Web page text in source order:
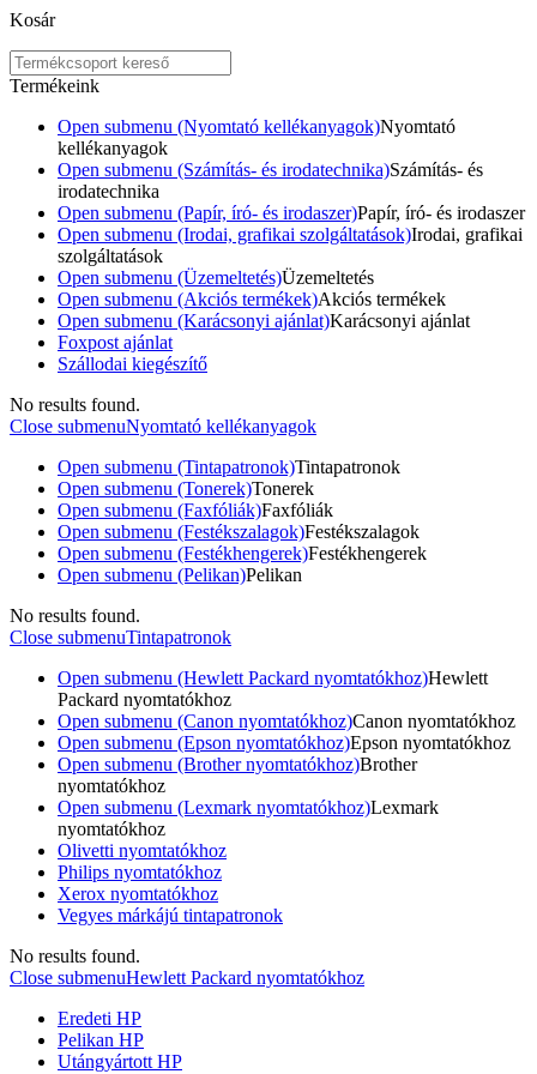
Kosár
Termékeink
Open submenu (Nyomtató kellékanyagok)Nyomtató
kellékanyagok
Open submenu (Számítás- és irodatechnika)Számítás- és
irodatechnika
Open submenu (Papír, író- és irodaszer)Papír, író- és irodaszer
Open submenu (Irodai, grafikai szolgáltatások)Irodai, grafikai
szolgáltatások
Open submenu (Üzemeltetés)Üzemeltetés
Open submenu (Akciós termékek)Akciós termékek
Open submenu (Karácsonyi ajánlat)Karácsonyi ajánlat
Foxpost ajánlat
Szállodai kiegészítő
No results found.
Close submenuNyomtató kellékanyagok
Open submenu (Tintapatronok)Tintapatronok
Open submenu (Tonerek)Tonerek
Open submenu (Faxfóliák)Faxfóliák
Open submenu (Festékszalagok)Festékszalagok
Open submenu (Festékhengerek)Festékhengerek
Open submenu (Pelikan)Pelikan
No results found.
Close submenuTintapatronok
Open submenu (Hewlett Packard nyomtatókhoz)Hewlett
Packard nyomtatókhoz
Open submenu (Canon nyomtatókhoz)Canon nyomtatókhoz
Open submenu (Epson nyomtatókhoz)Epson nyomtatókhoz
Open submenu (Brother nyomtatókhoz)Brother
nyomtatókhoz
Open submenu (Lexmark nyomtatókhoz)Lexmark
nyomtatókhoz
Olivetti nyomtatókhoz
Philips nyomtatókhoz
Xerox nyomtatókhoz
Vegyes márkájú tintapatronok
No results found.
Close submenuHewlett Packard nyomtatókhoz
Eredeti HP
Pelikan HP
Utángyártott HP